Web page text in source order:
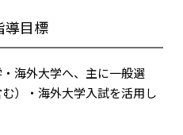
導目標
海外大学へ、主に一般選
）・海外大学入試を活用し